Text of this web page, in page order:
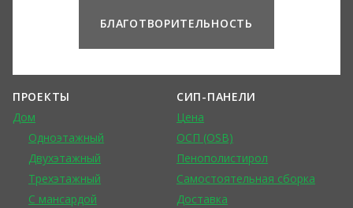
БЛАГОТВОРИТЕЛЬНОСТЬ
ПРОЕКТЫ
Дом
Одноэтажный
Двухэтажный
Трехэтажный
С мансардой
СИП-ПАНЕЛИ
Цена
ОСП (OSB)
Пенополистирол
Самостоятельная сборка
Доставка